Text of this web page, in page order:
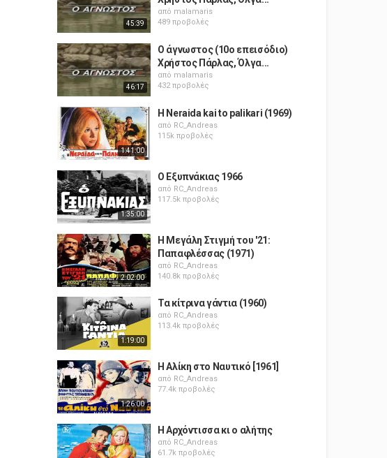
45:39
από malamaris
489 προβολές
46:17
Ο άγνωστος (10ο επεισόδιο)
Χρήστος Πάρλας, Όλγα...
από malamaris
432 προβολές
1:41:00
H Neraida kai to palikari (1969)
από RC_Andreas
115k προβολές
1:35:00
Ο Εξυπνάκιας 1966
από RC_Andreas
117.5k προβολές
2:02:00
Η Μεγάλη Στιγμή του '21:
Παπαφλέσσας (1971)
από RC_Andreas
140.8k προβολές
1:19:00
Τα κίτρινα γάντια (1960)
από RC_Andreas
113.4k προβολές
1:26:00
Η Αλίκη στο Ναυτικό [1961]
από RC_Andreas
77.4k προβολές
Η Αρχόντισσα κι ο αλήτης
από RC_Andreas
61.7k προβολές